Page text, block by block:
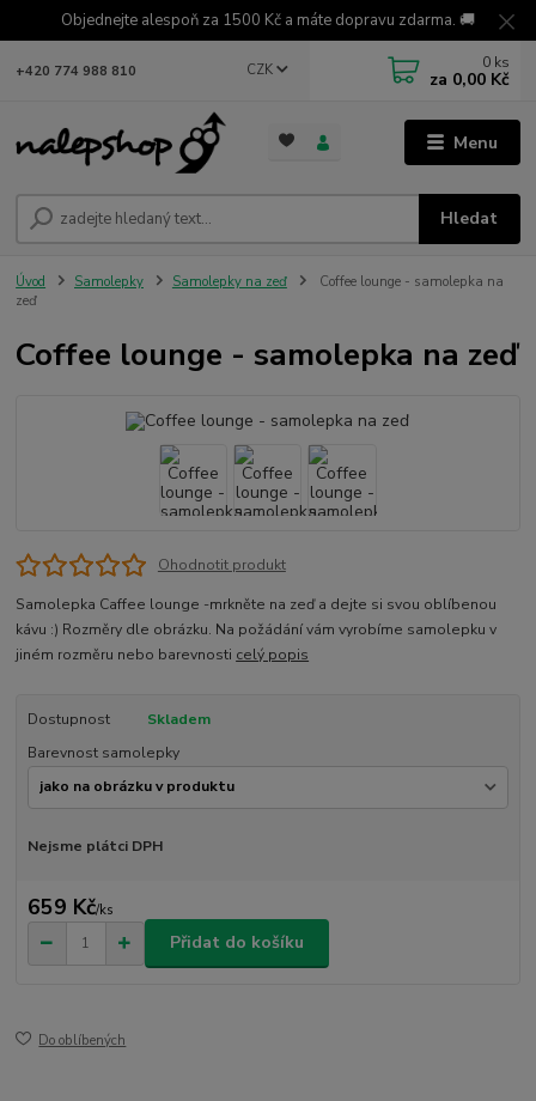
Objednejte alespoň za 1500 Kč a máte dopravu zdarma. 🚚
Menu
CZK
Hledat
+420 774 988 810 0 ks
za 0,00 Kč
Úvod Samolepky Samolepky na zeď
Coffee lounge - samolepka na
zeď
Coffee lounge - samolepka na zeď
Ohodnotit produkt
Samolepka Caffee lounge -mrkněte na zeď a dejte si svou oblíbenou
kávu :) Rozměry dle obrázku. Na požádání vám vyrobíme samolepku v
jiném rozměru nebo barevnosti celý popis
Dostupnost
Skladem
Barevnost samolepky
Nejsme plátci DPH
659 Kč/ks
Přidat do košíku
Do oblíbených